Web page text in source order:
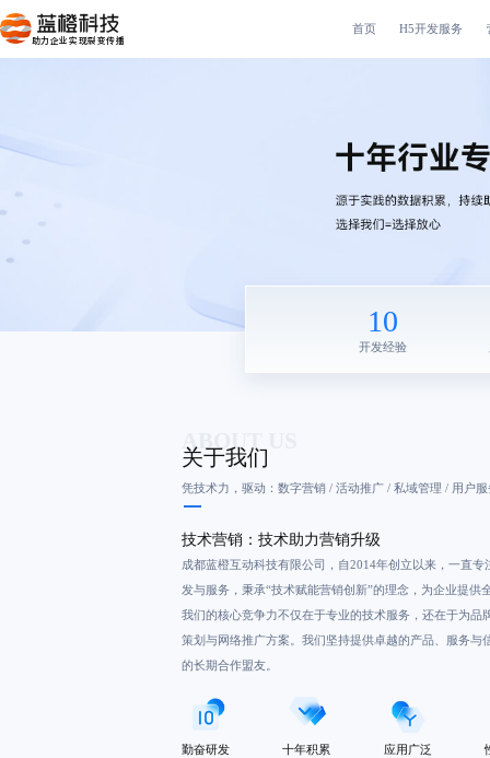
助力企业实现裂变传播
首页 H5开发服务
10
开发经验
ABOUT US
关于我们
凭技术力，驱动：数字营销 / 活动推广 / 私域管理 / 用户服
技术营销：技术助力营销升级
成都蓝橙互动科技有限公司，自2014年创立以来，一直专
发与服务，秉承“技术赋能营销创新”的理念，为企业提供
我们的核心竞争力不仅在于专业的技术服务，还在于为品
策划与网络推广方案。我们坚持提供卓越的产品、服务与
的长期合作盟友。
勤奋研发 十年积累 应用广泛